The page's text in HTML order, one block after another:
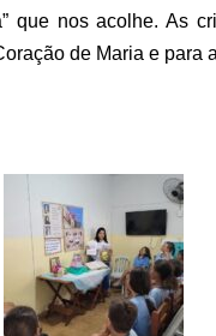
que nos acolhe. As
de Maria e para